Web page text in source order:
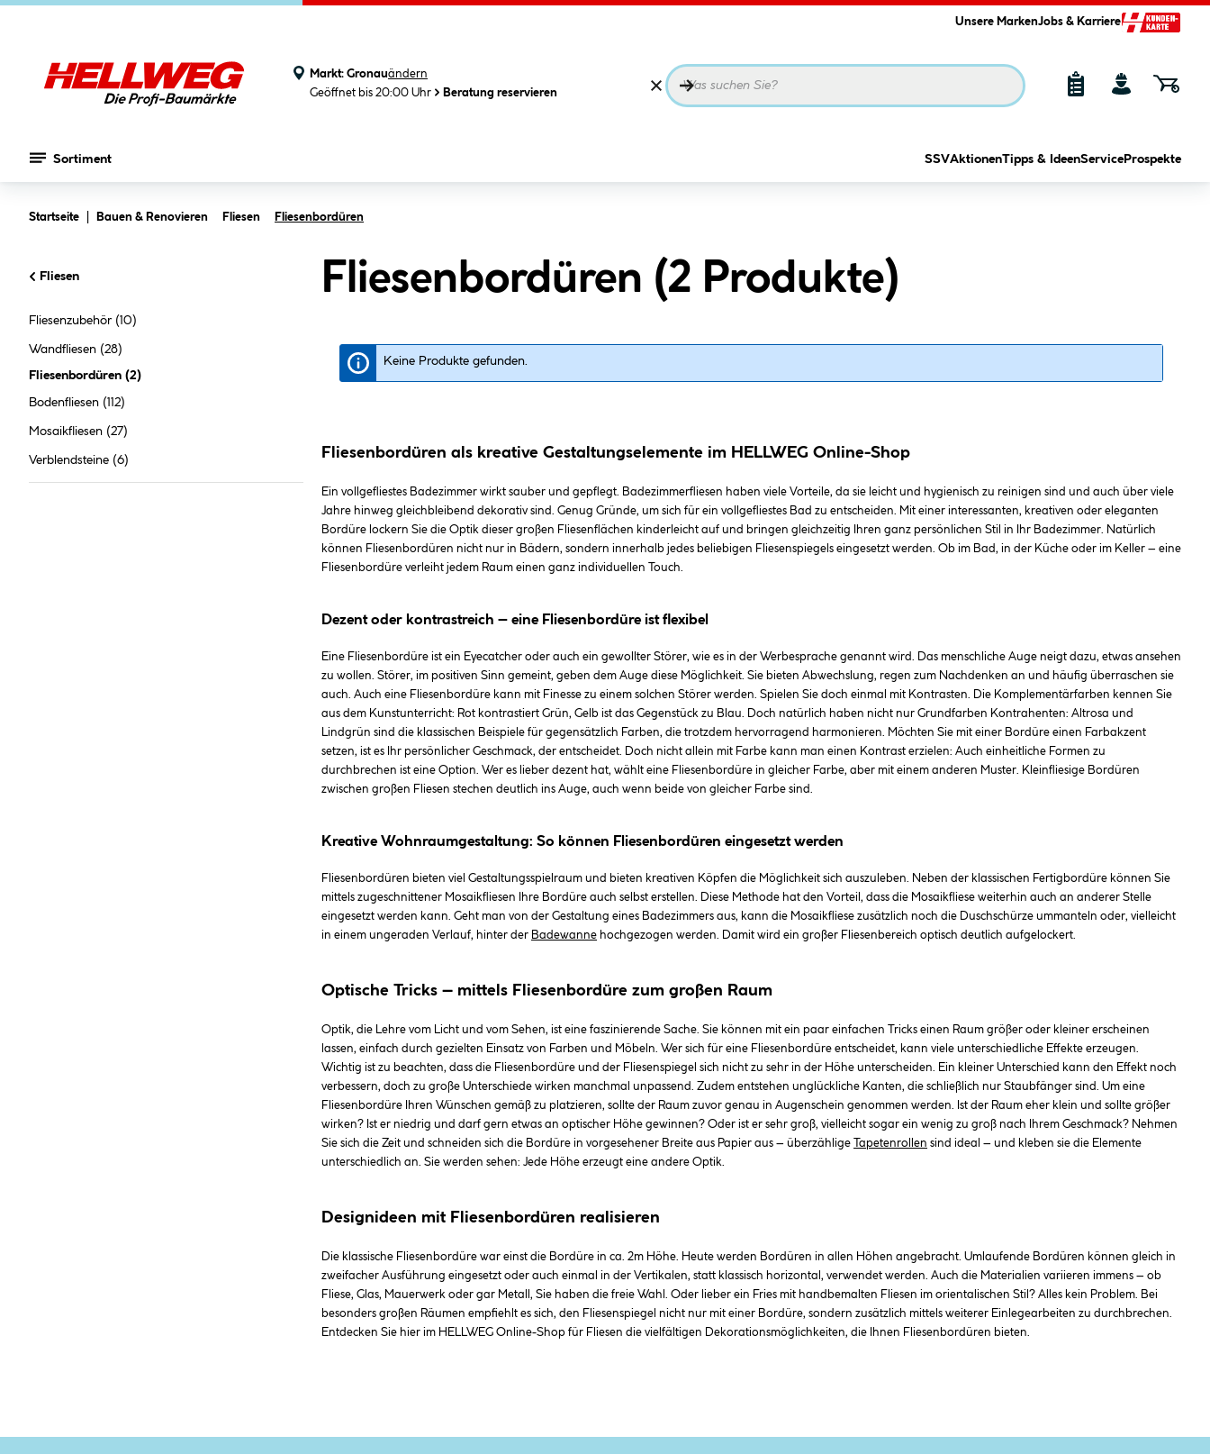
Unsere MarkenJobs & Karriere
Markt: Gronauändern
Geöffnet bis 20:00 Uhr
Beratung reservieren
Sortiment SSVAktionenTipps & IdeenService Prospekte
Startseite Bauen & Renovieren Fliesen Fliesenbordüren
Fliesen
Fliesenzubehör (10)
Wandfliesen (28)
Fliesenbordüren (2)
Bodenfliesen (112)
Mosaikfliesen (27)
Verblendsteine (6)
Fliesenbordüren (2 Produkte)
Keine Produkte gefunden.
Fliesenbordüren als kreative Gestaltungselemente im HELLWEG Online-Shop
Ein vollgefliestes Badezimmer wirkt sauber und gepflegt. Badezimmerfliesen haben viele Vorteile, da sie leicht und hygienisch zu reinigen sind und auch über viele
Jahre hinweg gleichbleibend dekorativ sind. Genug Gründe, um sich für ein vollgefliestes Bad zu entscheiden. Mit einer interessanten, kreativen oder eleganten
Bordüre lockern Sie die Optik dieser großen Fliesenflächen kinderleicht auf und bringen gleichzeitig Ihren ganz persönlichen Stil in Ihr Badezimmer. Natürlich
können Fliesenbordüren nicht nur in Bädern, sondern innerhalb jedes beliebigen Fliesenspiegels eingesetzt werden. Ob im Bad, in der Küche oder im Keller – eine
Fliesenbordüre verleiht jedem Raum einen ganz individuellen Touch.
Dezent oder kontrastreich – eine Fliesenbordüre ist flexibel
Eine Fliesenbordüre ist ein Eyecatcher oder auch ein gewollter Störer, wie es in der Werbesprache genannt wird. Das menschliche Auge neigt dazu, etwas ansehen
zu wollen. Störer, im positiven Sinn gemeint, geben dem Auge diese Möglichkeit. Sie bieten Abwechslung, regen zum Nachdenken an und häufig überraschen sie
auch. Auch eine Fliesenbordüre kann mit Finesse zu einem solchen Störer werden. Spielen Sie doch einmal mit Kontrasten. Die Komplementärfarben kennen Sie
aus dem Kunstunterricht: Rot kontrastiert Grün, Gelb ist das Gegenstück zu Blau. Doch natürlich haben nicht nur Grundfarben Kontrahenten: Altrosa und
Lindgrün sind die klassischen Beispiele für gegensätzlich Farben, die trotzdem hervorragend harmonieren. Möchten Sie mit einer Bordüre einen Farbakzent
setzen, ist es Ihr persönlicher Geschmack, der entscheidet. Doch nicht allein mit Farbe kann man einen Kontrast erzielen: Auch einheitliche Formen zu
durchbrechen ist eine Option. Wer es lieber dezent hat, wählt eine Fliesenbordüre in gleicher Farbe, aber mit einem anderen Muster. Kleinfliesige Bordüren
zwischen großen Fliesen stechen deutlich ins Auge, auch wenn beide von gleicher Farbe sind.
Kreative Wohnraumgestaltung: So können Fliesenbordüren eingesetzt werden
Fliesenbordüren bieten viel Gestaltungsspielraum und bieten kreativen Köpfen die Möglichkeit sich auszuleben. Neben der klassischen Fertigbordüre können Sie
mittels zugeschnittener Mosaikfliesen Ihre Bordüre auch selbst erstellen. Diese Methode hat den Vorteil, dass die Mosaikfliese weiterhin auch an anderer Stelle
eingesetzt werden kann. Geht man von der Gestaltung eines Badezimmers aus, kann die Mosaikfliese zusätzlich noch die Duschschürze ummanteln oder, vielleicht
in einem ungeraden Verlauf, hinter der Badewanne hochgezogen werden. Damit wird ein großer Fliesenbereich optisch deutlich aufgelockert.
Optische Tricks – mittels Fliesenbordüre zum großen Raum
Optik, die Lehre vom Licht und vom Sehen, ist eine faszinierende Sache. Sie können mit ein paar einfachen Tricks einen Raum größer oder kleiner erscheinen
lassen, einfach durch gezielten Einsatz von Farben und Möbeln. Wer sich für eine Fliesenbordüre entscheidet, kann viele unterschiedliche Effekte erzeugen.
Wichtig ist zu beachten, dass die Fliesenbordüre und der Fliesenspiegel sich nicht zu sehr in der Höhe unterscheiden. Ein kleiner Unterschied kann den Effekt noch
verbessern, doch zu große Unterschiede wirken manchmal unpassend. Zudem entstehen unglückliche Kanten, die schließlich nur Staubfänger sind. Um eine
Fliesenbordüre Ihren Wünschen gemäß zu platzieren, sollte der Raum zuvor genau in Augenschein genommen werden. Ist der Raum eher klein und sollte größer
wirken? Ist er niedrig und darf gern etwas an optischer Höhe gewinnen? Oder ist er sehr groß, vielleicht sogar ein wenig zu groß nach Ihrem Geschmack? Nehmen
Sie sich die Zeit und schneiden sich die Bordüre in vorgesehener Breite aus Papier aus – überzählige Tapetenrollen sind ideal – und kleben sie die Elemente
unterschiedlich an. Sie werden sehen: Jede Höhe erzeugt eine andere Optik.
Designideen mit Fliesenbordüren realisieren
Die klassische Fliesenbordüre war einst die Bordüre in ca. 2m Höhe. Heute werden Bordüren in allen Höhen angebracht. Umlaufende Bordüren können gleich in
zweifacher Ausführung eingesetzt oder auch einmal in der Vertikalen, statt klassisch horizontal, verwendet werden. Auch die Materialien variieren immens – ob
Fliese, Glas, Mauerwerk oder gar Metall, Sie haben die freie Wahl. Oder lieber ein Fries mit handbemalten Fliesen im orientalischen Stil? Alles kein Problem. Bei
besonders großen Räumen empfiehlt es sich, den Fliesenspiegel nicht nur mit einer Bordüre, sondern zusätzlich mittels weiterer Einlegearbeiten zu durchbrechen.
Entdecken Sie hier im HELLWEG Online-Shop für Fliesen die vielfältigen Dekorationsmöglichkeiten, die Ihnen Fliesenbordüren bieten.